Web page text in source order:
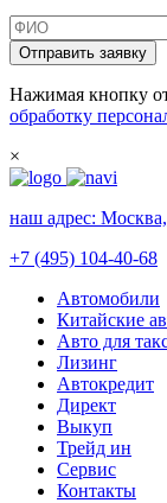
Отправить заявку
Нажимая кнопку
обработку
×
наш адрес: Москва,
+7 (495) 104-40-68
Автомобили
Китайские
Авто для
Лизинг
Автокредит
Директ
Выкуп
Трейд ин
Сервис
Контакты